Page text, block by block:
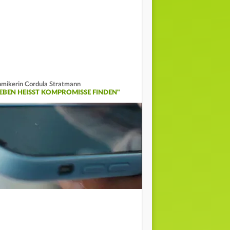
Cordula Stratmann
HEISST KOMPROMISSE FINDEN"